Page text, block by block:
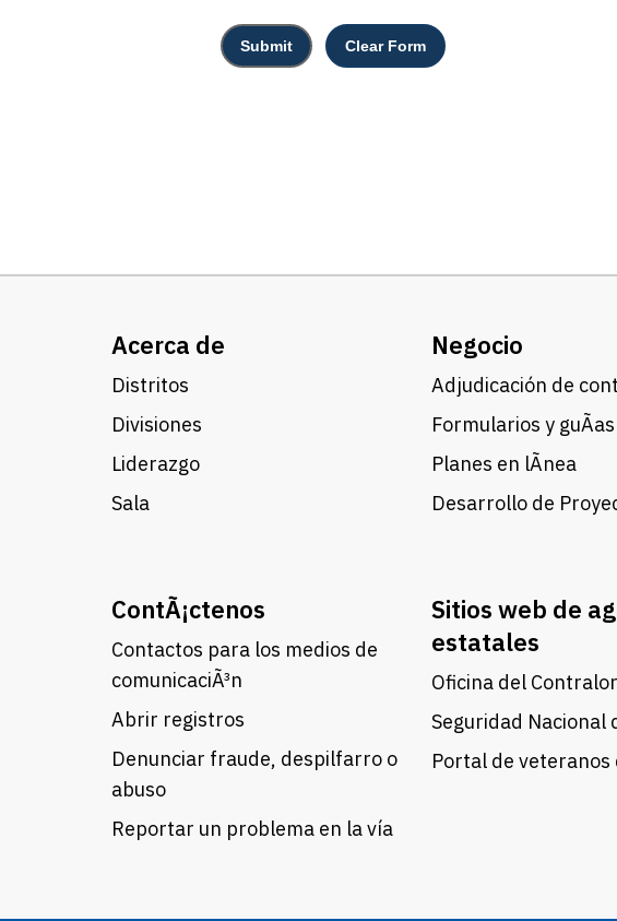
Acerca de
Distritos
Divisiones
Liderazgo
Sala
Negocio
Adjudicación de
Formularios y guÃ­as
Planes en lÃ­nea
Desarrollo de
ContÃ¡ctenos
Contactos para los medios de
comunicaciÃ³n
Abrir registros
Denunciar fraude, despilfarro o
abuso
Reportar un problema en la vía
Sitios web de
estatales
Oficina del
Seguridad Nacional
Portal de veteranos